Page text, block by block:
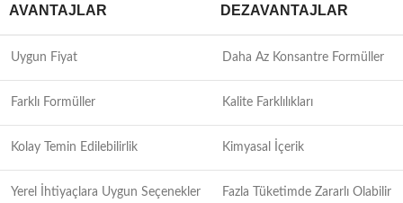
AVANTAJLAR DEZAVANTAJLAR
Uygun Fiyat Daha Az Konsantre Formüller
Farklı Formüller Kalite Farklılıkları
Kolay Temin Edilebilirlik Kimyasal İçerik
Yerel İhtiyaçlara Uygun Seçenekler Fazla Tüketimde Zararlı Olabilir